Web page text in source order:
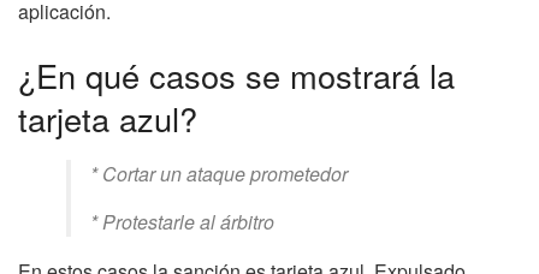
aplicación.
¿En qué casos se mostrará la
tarjeta azul?
* Cortar un ataque prometedor
* Protestarle al árbitro